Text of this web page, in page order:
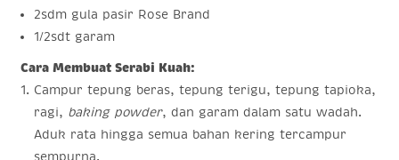
2sdm gula pasir Rose Brand
1/2sdt garam
Cara Membuat Serabi Kuah:
Campur tepung beras, tepung terigu, tepung tapioka,
ragi, baking powder, dan garam dalam satu wadah.
Aduk rata hingga semua bahan kering tercampur
sempurna.